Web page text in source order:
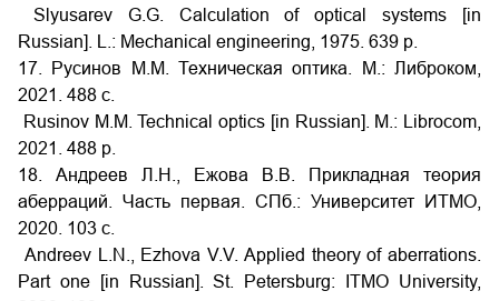
Slyusarev G.G. Calculation of optical systems [in
Russian]. L.: Mechanical engineering, 1975. 639 p.
17. Русинов М.М. Техническая оптика. М.: Либроком,
2021. 488 с.
Rusinov M.M. Technical optics [in Russian]. M.: Librocom,
2021. 488 p.
18. Андреев Л.Н., Ежова В.В. Прикладная теория
аберраций. Часть первая. СПб.: Университет ИТМО,
2020. 103 с.
Andreev L.N., Ezhova V.V. Applied theory of aberrations.
Part one [in Russian]. St. Petersburg: ITMO University,